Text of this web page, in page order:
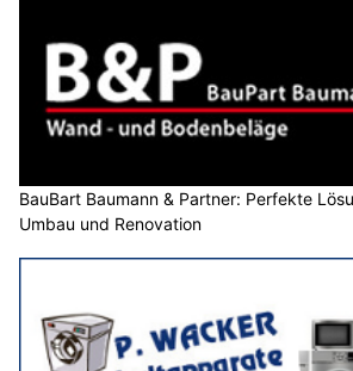
BauBart Baumann & Partner: Perfekte
Umbau und Renovation